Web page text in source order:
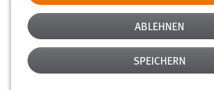
Erstellungsdatum
Alter
ABLEHNEN
SPEICHERN